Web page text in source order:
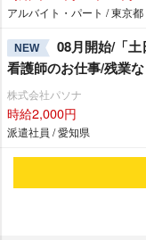
アルバイト・パート / 東京都
NEW
08月開始/「
看護師のお仕事/残業
株式会社パソナ
時給2,000円
派遣社員 / 愛知県